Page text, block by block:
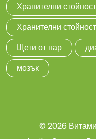
Хранителни
Хранителни
Щети от нар
мозък
© 2026